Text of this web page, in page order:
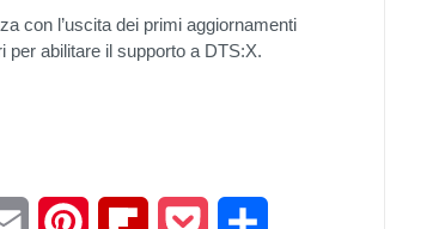
con l’uscita dei primi aggiornamenti
abilitare il supporto a DTS:X.
Email Pinterest FlipboardPocket